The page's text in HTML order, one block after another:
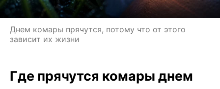
Днем комары прячутся, потому что от этого
зависит их жизни
Где прячутся комары днем